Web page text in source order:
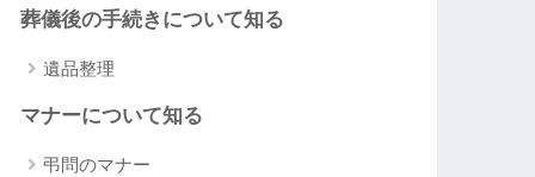
葬儀後の手続きについて知る
遺品整理
マナーについて知る
弔問のマナー